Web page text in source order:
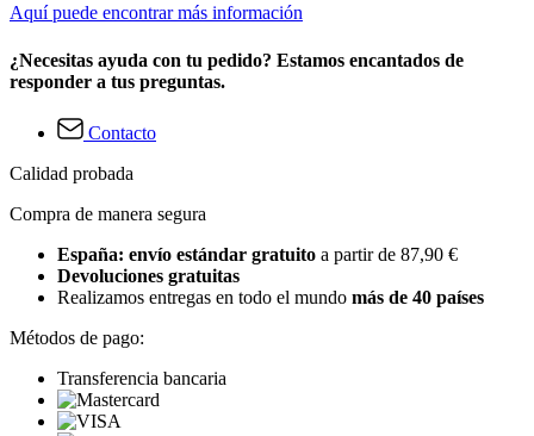
Aquí puede encontrar más información
¿Necesitas ayuda con tu pedido? Estamos encantados de
responder a tus preguntas.
Contacto
Calidad probada
Compra de manera segura
España: envío estándar gratuito a partir de 87,90 €
Devoluciones gratuitas
Realizamos entregas en todo el mundo más de 40 países
Métodos de pago:
Transferencia bancaria